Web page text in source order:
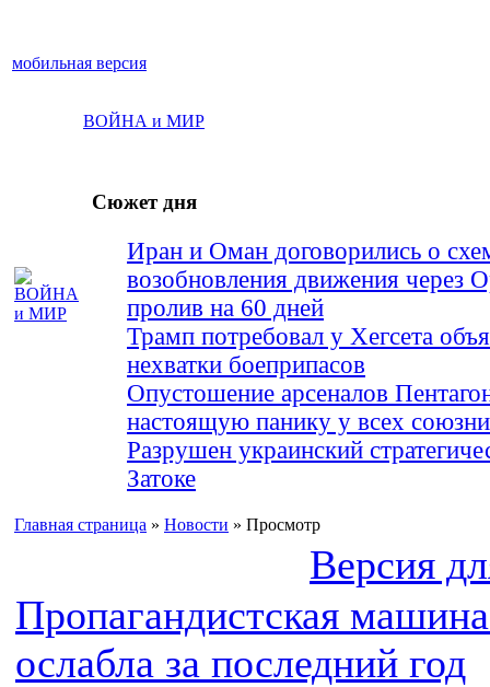
мобильная версия
ВОЙНА и МИР
Сюжет дня
Иран и Оман договорились о
возобновления движения через
пролив на 60 дней
Трамп потребовал у Хегсета
нехватки боеприпасов
Опустошение арсеналов
настоящую панику у всех
Разрушен украинский
Затоке
Главная страница » Новости » Просмотр
Версия
Пропагандистская
ослабла за последний год